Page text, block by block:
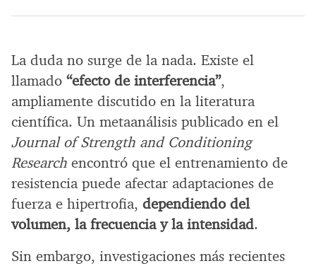
La duda no surge de la nada. Existe el
llamado “efecto de interferencia”,
ampliamente discutido en la literatura
científica. Un metaanálisis publicado en el
Journal of Strength and Conditioning
Research encontró que el entrenamiento de
resistencia puede afectar adaptaciones de
fuerza e hipertrofia, dependiendo del
volumen, la frecuencia y la intensidad.
Sin embargo, investigaciones más recientes